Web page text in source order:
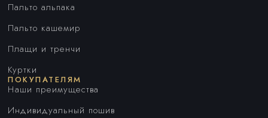
Пальто альпака
Пальто кашемир
Плащи и тренчи
Куртки
ПОКУПАТЕЛЯМ
Наши преимущества
Индивидуальный пошив